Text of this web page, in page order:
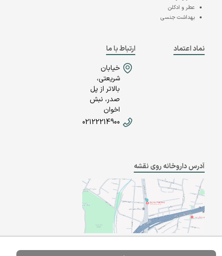
عطر و ادکلن
بهداشت جنسی
نماد اعتماد
ارتباط با ما
خیابان
شریعتی،
بالاتر از پل
صدر، نبش
اخوان
02122214900
آدرس داروخانه روی نقشه